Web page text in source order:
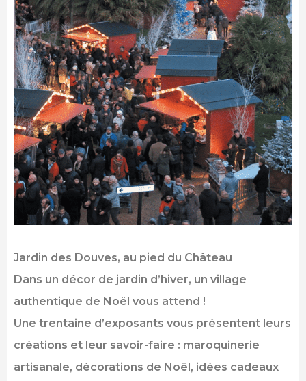
Jardin des Douves, au pied du Château
Dans un décor de jardin d’hiver, un village
authentique de Noël vous attend !
Une trentaine d’exposants vous présentent leurs
créations et leur savoir-faire : maroquinerie
artisanale, décorations de Noël, idées cadeaux